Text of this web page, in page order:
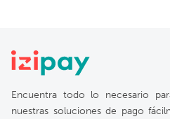
Encuentra todo lo necesario
nuestras soluciones de pago